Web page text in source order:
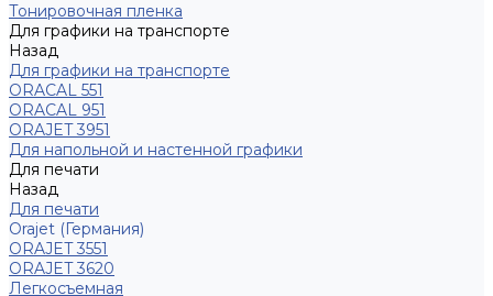
Тонировочная пленка
Для графики на транспорте
Назад
Для графики на транспорте
ORACAL 551
ORACAL 951
ORAJET 3951
Для напольной и настенной графики
Для печати
Назад
Для печати
Orajet (Германия)
ORAJET 3551
ORAJET 3620
Легкосъемная